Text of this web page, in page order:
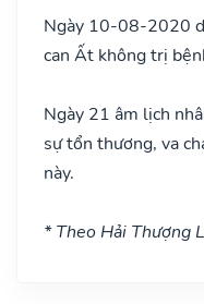
Ngày 10-08-2020
can Ất không trị
Ngày 21 âm lịch
sự tổn thương, va
này.
* Theo Hải Thượng